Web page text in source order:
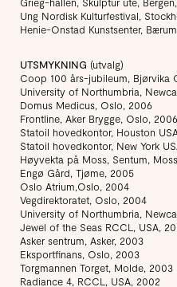
Grieg-hallen, Skulptur ute,
Ung Nordisk Kulturfestival,
Henie-Onstad Kunstsenter,
UTSMYKNING (utvalg)
Coop 100 års-jubileum, Bjørvika
University of Northumbria,
Domus Medicus, Oslo, 2006
Frontline, Aker Brygge, Oslo, 2006
Statoil hovedkontor, Houston
Statoil hovedkontor, New York
Høyvekta på Moss, Sentum,
Engø Gård, Tjøme, 2005
Oslo Atrium,Oslo, 2004
Vegdirektoratet, Oslo, 2004
University of Northumbria,
Jewel of the Seas RCCL, USA,
Asker sentrum, Asker, 2003
Eksportfinans, Oslo, 2003
Torgmannen Torget, Molde, 2003
Radiance 4, RCCL, USA, 2002